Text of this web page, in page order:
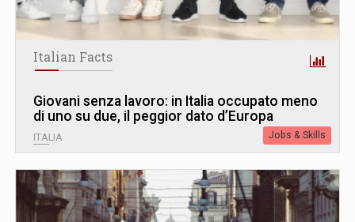
Italian Facts
Giovani senza lavoro: in Italia occupato meno
di uno su due, il peggior dato d’Europa
ITALIA Jobs & Skills